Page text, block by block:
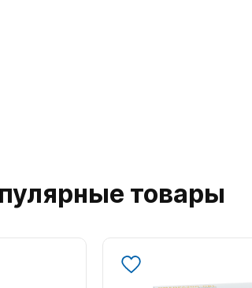
товары